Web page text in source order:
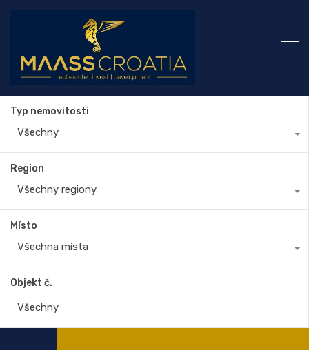
Typ nemovitosti
Všechny
Region
Všechny regiony
Místo
Všechna místa
Objekt č.